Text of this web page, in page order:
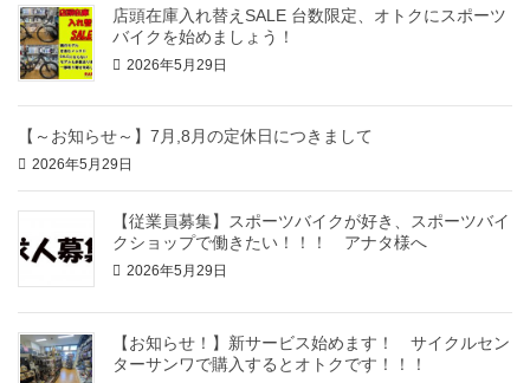
店頭在庫入れ替えSALE 台数限定、オトクにスポーツ
バイクを始めましょう！
2026年5月29日
【～お知らせ～】7月,8月の定休日につきまして
2026年5月29日
【従業員募集】スポーツバイクが好き、スポーツバイ
クショップで働きたい！！！ アナタ様へ
2026年5月29日
【お知らせ！】新サービス始めます！ サイクルセン
ターサンワで購入するとオトクです！！！